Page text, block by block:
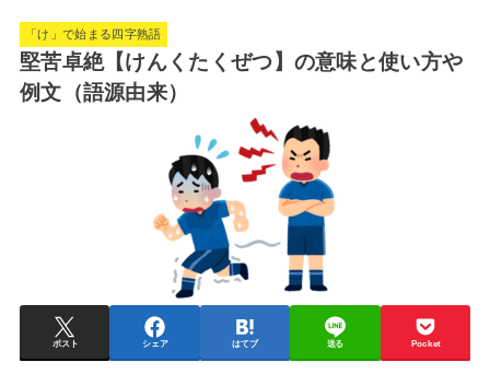
「け」で始まる四字熟語
堅苦卓絶【けんくたくぜつ】の意味と使い方や
例文（語源由来）
ポスト シェア はてブ 送る Pocket